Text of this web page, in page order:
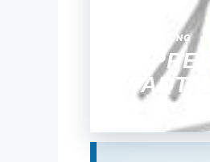
AUSZEICHNUNG